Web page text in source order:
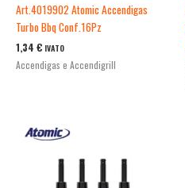
Art.4019902 Atomic Accendigas
Turbo Bbq Conf.16Pz
1,34 € IVATO
Accendigas e Accendigrill